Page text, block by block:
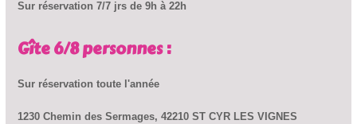
Sur réservation 7/7 jrs de 9h à 22h
Gîte 6/8 personnes :
Sur réservation toute l'année
1230 Chemin des Sermages, 42210 ST CYR LES VIGNES